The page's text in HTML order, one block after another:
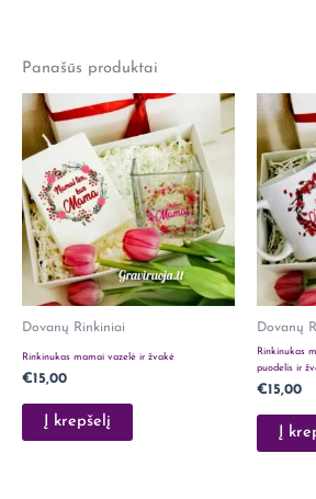
Rašyti atsiliepimą gali tik prisijungę
įsigiję šį produktą.
Panašūs produktai
Dovanų Rinkiniai
Rinkinukas mamai vazelė ir žvakė
€15,00
Į krepšelį
Dovanų
Rinkinukas
puodelis ir
€15,00
Į